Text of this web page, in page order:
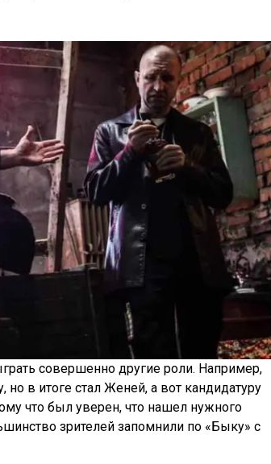
совершенно другие роли. Например,
в итоге стал Женей, а вот кандидатуру
что был уверен, что нашел нужного
зрителей запомнили по «Быку» с